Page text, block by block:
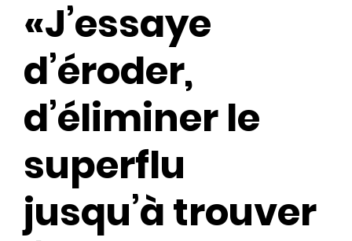
«J’essaye
d’éroder,
d’éliminer le
superflu
jusqu’à trouver